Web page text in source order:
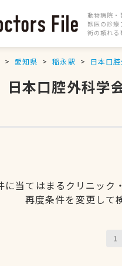
動物病院・
獣医の診療
街の頼れ
愛知県 稲永駅 日本口
本口腔外科学
に当てはまるクリニック
再度条件を変更して
1